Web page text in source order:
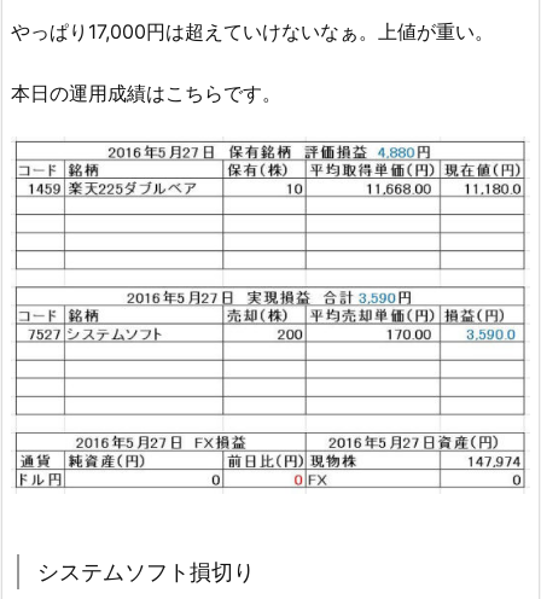
やっぱり17,000円は超えていけないなぁ。上値が重い。
本日の運用成績はこちらです。
システムソフト損切り